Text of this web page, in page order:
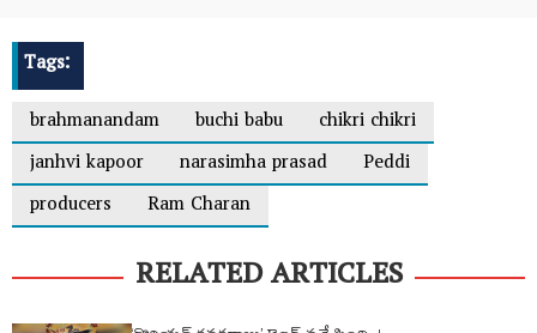
Tags:
brahmanandam
buchi babu
chikri chikri
janhvi kapoor
narasimha prasad
Peddi
producers
Ram Charan
RELATED ARTICLES